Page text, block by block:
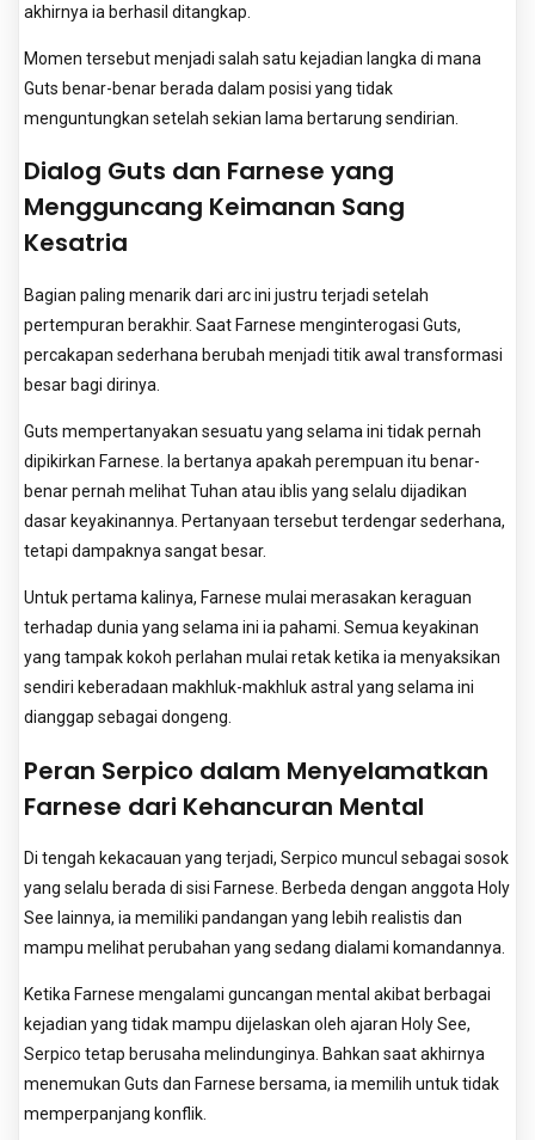
akhirnya ia berhasil ditangkap.
Momen tersebut menjadi salah satu kejadian langka di mana
Guts benar-benar berada dalam posisi yang tidak
menguntungkan setelah sekian lama bertarung sendirian.
Dialog Guts dan Farnese yang
Mengguncang Keimanan Sang
Kesatria
Bagian paling menarik dari arc ini justru terjadi setelah
pertempuran berakhir. Saat Farnese menginterogasi Guts,
percakapan sederhana berubah menjadi titik awal transformasi
besar bagi dirinya.
Guts mempertanyakan sesuatu yang selama ini tidak pernah
dipikirkan Farnese. Ia bertanya apakah perempuan itu benar-
benar pernah melihat Tuhan atau iblis yang selalu dijadikan
dasar keyakinannya. Pertanyaan tersebut terdengar sederhana,
tetapi dampaknya sangat besar.
Untuk pertama kalinya, Farnese mulai merasakan keraguan
terhadap dunia yang selama ini ia pahami. Semua keyakinan
yang tampak kokoh perlahan mulai retak ketika ia menyaksikan
sendiri keberadaan makhluk-makhluk astral yang selama ini
dianggap sebagai dongeng.
Peran Serpico dalam Menyelamatkan
Farnese dari Kehancuran Mental
Di tengah kekacauan yang terjadi, Serpico muncul sebagai sosok
yang selalu berada di sisi Farnese. Berbeda dengan anggota Holy
See lainnya, ia memiliki pandangan yang lebih realistis dan
mampu melihat perubahan yang sedang dialami komandannya.
Ketika Farnese mengalami guncangan mental akibat berbagai
kejadian yang tidak mampu dijelaskan oleh ajaran Holy See,
Serpico tetap berusaha melindunginya. Bahkan saat akhirnya
menemukan Guts dan Farnese bersama, ia memilih untuk tidak
memperpanjang konflik.